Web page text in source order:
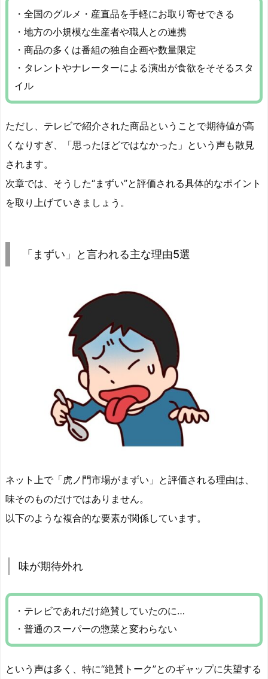
・全国のグルメ・産直品を手軽にお取り寄せできる
・地方の小規模な生産者や職人との連携
・商品の多くは番組の独自企画や数量限定
・タレントやナレーターによる演出が食欲をそそるスタ
イル
ただし、テレビで紹介された商品ということで期待値が高
くなりすぎ、「思ったほどではなかった」という声も散見
されます。
次章では、そうした“まずい”と評価される具体的なポイント
を取り上げていきましょう。
「まずい」と言われる主な理由5選
ネット上で「虎ノ門市場がまずい」と評価される理由は、
味そのものだけではありません。
以下のような複合的な要素が関係しています。
味が期待外れ
・テレビであれだけ絶賛していたのに…
・普通のスーパーの惣菜と変わらない
という声は多く、特に“絶賛トーク”とのギャップに失望する